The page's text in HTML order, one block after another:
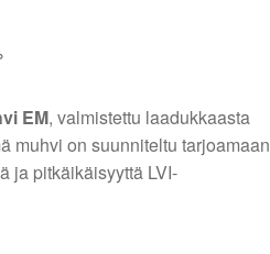
EM, valmistettu laadukkaasta
muhvi on suunniteltu tarjoamaan
ja pitkäikäisyyttä LVI-